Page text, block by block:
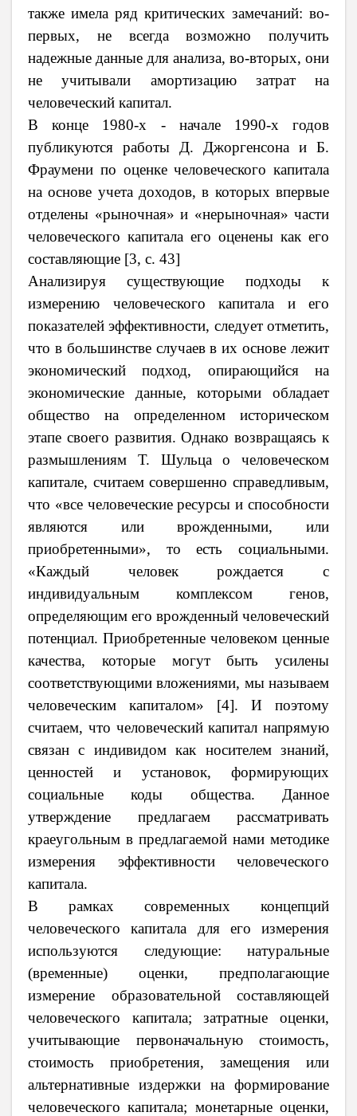
также имела ряд критических замечаний: во-
первых, не всегда возможно получить
надежные данные для анализа, во-вторых, они
не учитывали амортизацию затрат на
человеческий капитал.
В конце 1980-х - начале 1990-х годов
публикуются работы Д. Джоргенсона и Б.
Фраумени по оценке человеческого капитала
на основе учета доходов, в которых впервые
отделены «рыночная» и «нерыночная» части
человеческого капитала его оценены как его
составляющие [3, с. 43]
Анализируя существующие подходы к
измерению человеческого капитала и его
показателей эффективности, следует отметить,
что в большинстве случаев в их основе лежит
экономический подход, опирающийся на
экономические данные, которыми обладает
общество на определенном историческом
этапе своего развития. Однако возвращаясь к
размышлениям Т. Шульца о человеческом
капитале, считаем совершенно справедливым,
что «все человеческие ресурсы и способности
являются или врожденными, или
приобретенными», то есть социальными.
«Каждый человек рождается с
индивидуальным комплексом генов,
определяющим его врожденный человеческий
потенциал. Приобретенные человеком ценные
качества, которые могут быть усилены
соответствующими вложениями, мы называем
человеческим капиталом» [4]. И поэтому
считаем, что человеческий капитал напрямую
связан с индивидом как носителем знаний,
ценностей и установок, формирующих
социальные коды общества. Данное
утверждение предлагаем рассматривать
краеугольным в предлагаемой нами методике
измерения эффективности человеческого
капитала.
В рамках современных концепций
человеческого капитала для его измерения
используются следующие: натуральные
(временные) оценки, предполагающие
измерение образовательной составляющей
человеческого капитала; затратные оценки,
учитывающие первоначальную стоимость,
стоимость приобретения, замещения или
альтернативные издержки на формирование
человеческого капитала; монетарные оценки,